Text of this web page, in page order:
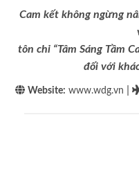
Cam kết không ngừng
tôn chỉ “Tâm Sáng Tầm
đối với
Website: www.wdg.vn